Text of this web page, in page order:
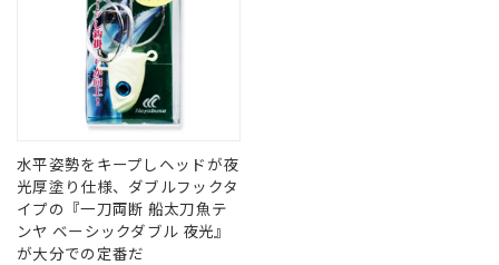
水平姿勢をキープしヘッドが夜
光厚塗り仕様、ダブルフックタ
イプの『一刀両断 船太刀魚テ
ンヤ ベーシックダブル 夜光』
が大分での定番だ